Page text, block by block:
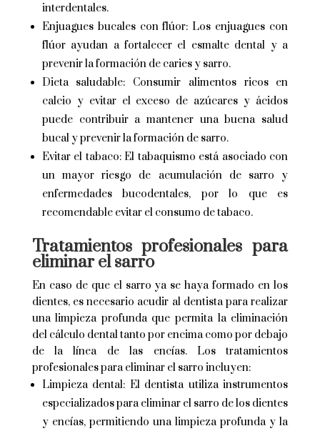
interdentales.
Enjuagues bucales con flúor: Los enjuagues con
flúor ayudan a fortalecer el esmalte dental y a
prevenir la formación de caries y sarro.
Dieta saludable: Consumir alimentos ricos en
calcio y evitar el exceso de azúcares y ácidos
puede contribuir a mantener una buena salud
bucal y prevenir la formación de sarro.
Evitar el tabaco: El tabaquismo está asociado con
un mayor riesgo de acumulación de sarro y
enfermedades bucodentales, por lo que es
recomendable evitar el consumo de tabaco.
Tratamientos profesionales para
eliminar el sarro
En caso de que el sarro ya se haya formado en los
dientes, es necesario acudir al dentista para realizar
una limpieza profunda que permita la eliminación
del cálculo dental tanto por encima como por debajo
de la línea de las encías. Los tratamientos
profesionales para eliminar el sarro incluyen:
Limpieza dental: El dentista utiliza instrumentos
especializados para eliminar el sarro de los dientes
y encías, permitiendo una limpieza profunda y la